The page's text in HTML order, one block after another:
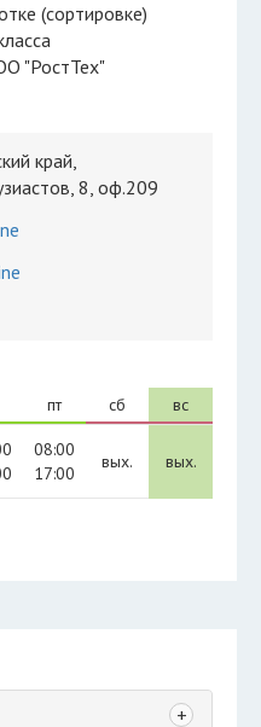
(сортировке)
"РостТех"
край,
8, оф.209
пт
08:00
17:00
сб
вых.
вс
вых.
+